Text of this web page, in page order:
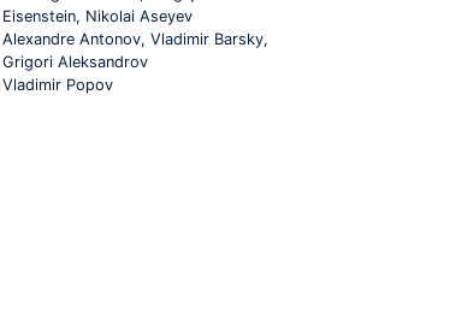
Eisenstein, Nikolai Aseyev
Alexandre Antonov, Vladimir Barsky,
Grigori Aleksandrov
Vladimir Popov